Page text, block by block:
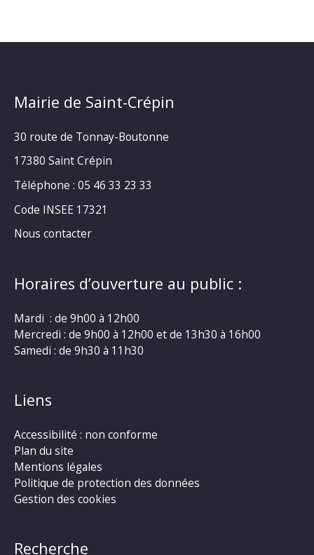
Mairie de Saint-Crépin
30 route de Tonnay-Boutonne
17380 Saint Crépin
Téléphone : 05 46 33 23 33
Code INSEE 17321
Nous contacter
Horaires d’ouverture au public :
Mardi : de 9h00 à 12h00
Mercredi : de 9h00 à 12h00 et de 13h30 à 16h00
Samedi : de 9h30 à 11h30
Liens
Accessibilité : non conforme
Plan du site
Mentions légales
Politique de protection des données
Gestion des cookies
Recherche